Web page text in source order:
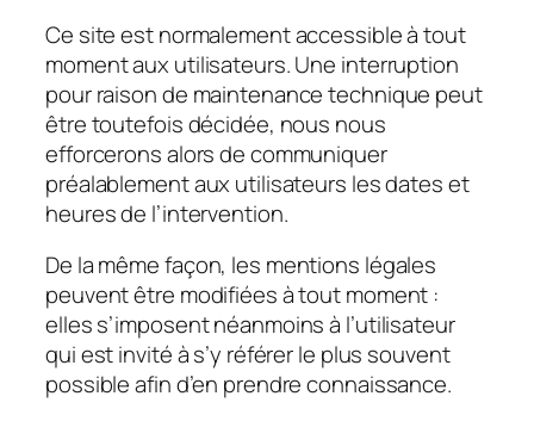
Ce site est normalement accessible à tout
moment aux utilisateurs. Une interruption
pour raison de maintenance technique peut
être toutefois décidée, nous nous
efforcerons alors de communiquer
préalablement aux utilisateurs les dates et
heures de l’intervention.
De la même façon, les mentions légales
peuvent être modifiées à tout moment :
elles s’imposent néanmoins à l’utilisateur
qui est invité à s’y référer le plus souvent
possible afin d’en prendre connaissance.